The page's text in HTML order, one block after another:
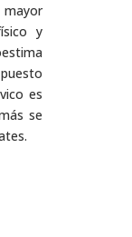
y
es
se